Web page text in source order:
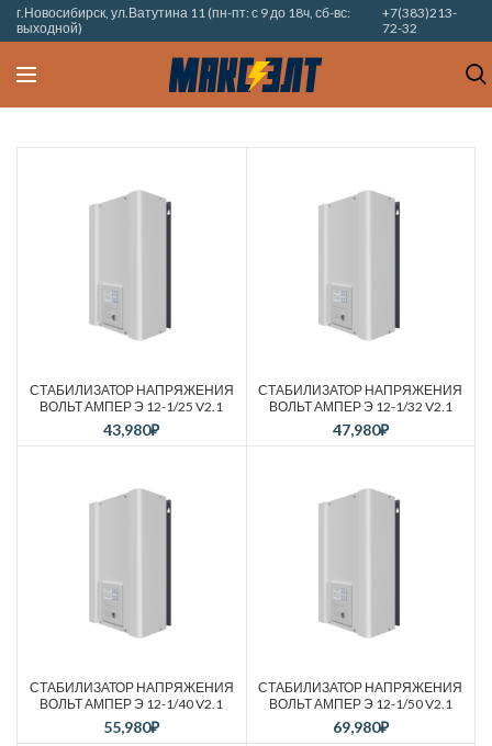
г.Новосибирск, ул.Ватутина 11 (пн-пт: с 9 до 18ч, сб-вс:
выходной)
+7(383)213-
72-32
СТАБИЛИЗАТОР НАПРЯЖЕНИЯ
ВОЛЬТ АМПЕР Э 12-1/25 V2.1
43,980₽
СТАБИЛИЗАТОР НАПРЯЖЕНИЯ
ВОЛЬТ АМПЕР Э 12-1/32 V2.1
47,980₽
СТАБИЛИЗАТОР НАПРЯЖЕНИЯ
ВОЛЬТ АМПЕР Э 12-1/40 V2.1
55,980₽
СТАБИЛИЗАТОР НАПРЯЖЕНИЯ
ВОЛЬТ АМПЕР Э 12-1/50 V2.1
69,980₽